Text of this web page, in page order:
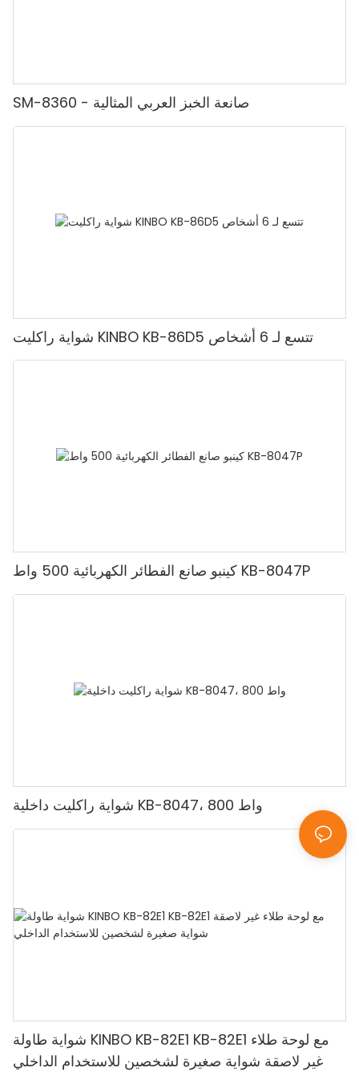
SM-8360 - صانعة الخبز العربي المثالية
شواية راكليت KINBO KB-86D5 تتسع لـ 6 أشخاص
كينبو صانع الفطائر الكهربائية 500 واط KB-8047P
شواية راكليت داخلية KB-8047، 800 واط
شواية طاولة KINBO KB-82E1 KB-82E1 مع لوحة طلاء
غير لاصقة شواية صغيرة لشخصين للاستخدام الداخلي